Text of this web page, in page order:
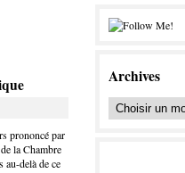
prononcé par
la Chambre
au-delà de ce
Archives